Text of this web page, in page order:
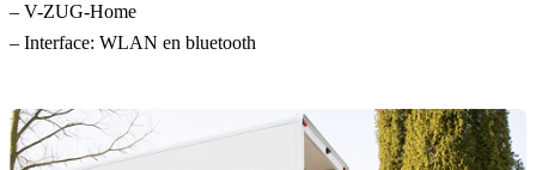
– V-ZUG-Home
– Interface: WLAN en bluetooth